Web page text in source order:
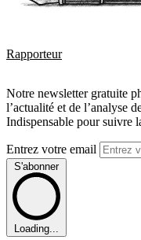
Rapporteur
Notre newsletter gratuite
l’actualité et de l’analyse
Indispensable pour suivre
Entrez votre email
S'abonner
Loading...